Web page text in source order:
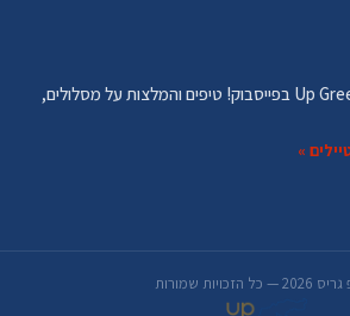
קבוצת המטיילים של Up Greece בפייסבוק! טיפים והמלצות על מסלולים,
»
הזכויות שמורות